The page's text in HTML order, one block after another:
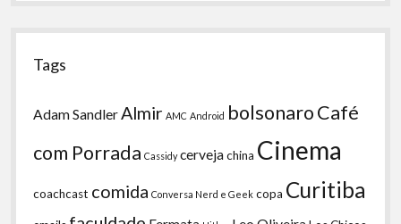
Tags
Adam Sandler Almir AMC Android bolsonaroCafé
com Porrada Cassidy cervejachina Cinema
coachcast comida Conversa Nerd e Geek copa Curitiba